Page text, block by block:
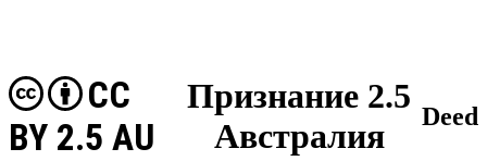
Признание 2.5
Австралия
CC
BY 2.5 AU
Deed